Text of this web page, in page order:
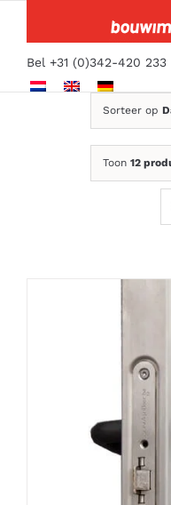
inhoud
Bel +31 (0)342-420 233
Sorteer op
Toon 12